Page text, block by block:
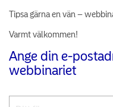
Tipsa gärna en vän –
Varmt välkommen!
Ange din e-
webbinariet